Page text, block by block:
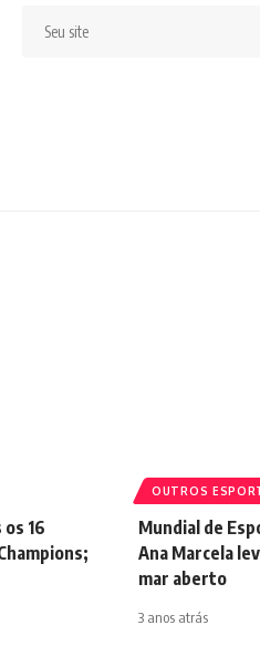
16
OUTROS
Mundial de
Ana Marcela
mar aberto
3 anos atrás